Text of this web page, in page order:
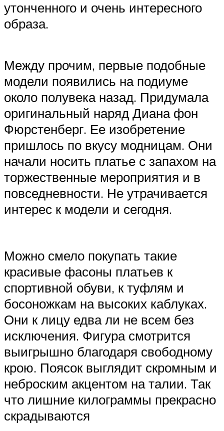
утонченного и очень интересного
образа.
Между прочим, первые подобные
модели появились на подиуме
около полувека назад. Придумала
оригинальный наряд Диана фон
Фюрстенберг. Ее изобретение
пришлось по вкусу модницам. Они
начали носить платье с запахом на
торжественные мероприятия и в
повседневности. Не утрачивается
интерес к модели и сегодня.
Можно смело покупать такие
красивые фасоны платьев к
спортивной обуви, к туфлям и
босоножкам на высоких каблуках.
Они к лицу едва ли не всем без
исключения. Фигура смотрится
выигрышно благодаря свободному
крою. Поясок выглядит скромным и
неброским акцентом на талии. Так
что лишние килограммы прекрасно
скрадываются